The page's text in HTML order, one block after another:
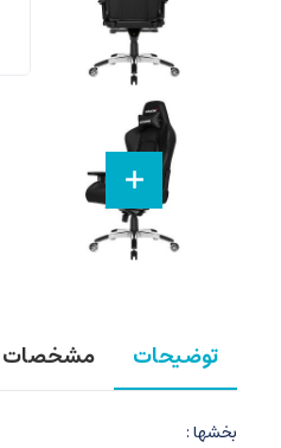
توضیحات
بخشها :